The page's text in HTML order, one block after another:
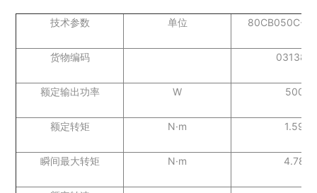
技术参数 单位 80CB050C-
货物编码 031383
额定输出功率 W 500
额定转矩 N·m 1.59
瞬间最大转矩 N·m 4.78